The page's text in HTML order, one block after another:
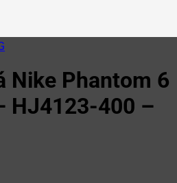
Nike Phantom 6
HJ4123-400 –